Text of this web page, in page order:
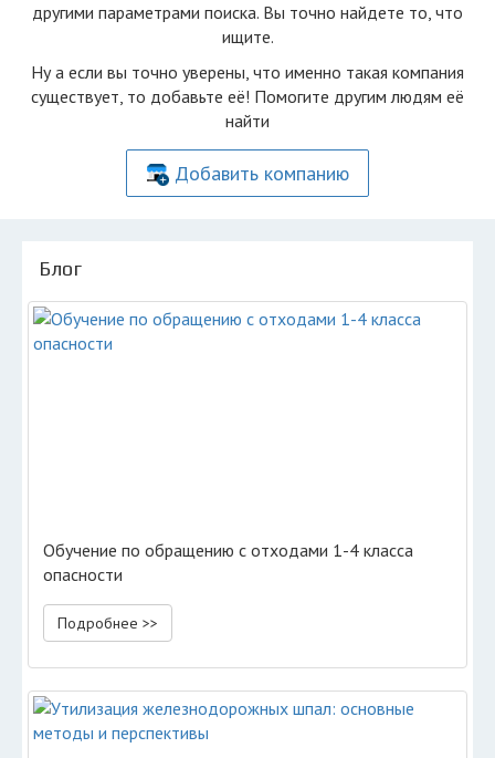
другими параметрами поиска. Вы точно найдете то, что
ищите.
Ну а если вы точно уверены, что именно такая компания
существует, то добавьте её! Помогите другим людям её
найти
Добавить компанию
Блог
Обучение по обращению с отходами 1-4 класса
опасности
Подробнее >>